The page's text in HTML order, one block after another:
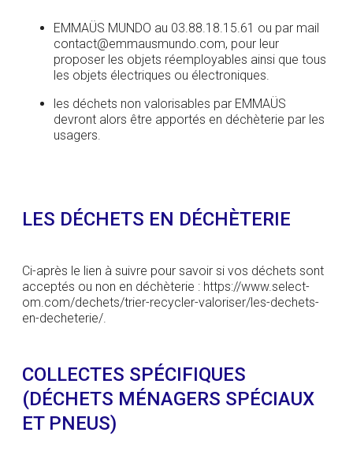
EMMAÜS MUNDO au 03.88.18.15.61 ou par mail
contact@emmausmundo.com, pour leur
proposer les objets réemployables ainsi que tous
les objets électriques ou électroniques.
les déchets non valorisables par EMMAÜS
devront alors être apportés en déchèterie par les
usagers.
LES DÉCHETS EN DÉCHÈTERIE
Ci-après le lien à suivre pour savoir si vos déchets sont
acceptés ou non en déchèterie : https://www.select-
om.com/dechets/trier-recycler-valoriser/les-dechets-
en-decheterie/.
COLLECTES SPÉCIFIQUES
(DÉCHETS MÉNAGERS SPÉCIAUX
ET PNEUS)